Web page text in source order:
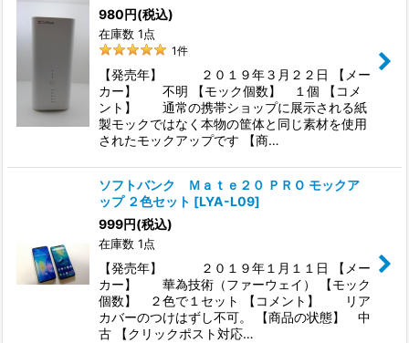
980円(税込)
在庫数 1点
1件
【発売年】 ２０１９年３月２２日 【メー
カー】 不明 【モック個数】 １個 【コメ
ント】 通常の携帯ショップに展示される紙
製モックではなく本物の筐体と同じ素材を使用
されたモックアップです 【商…
ソフトバンク Ｍａｔｅ２０ ＰＲＯ モックア
ップ ２色セット [LYA-L09]
999円(税込)
在庫数 1点
【発売年】 ２０１９年１月１１日 【メー
カー】 華為技術（ファーウェイ） 【モック
個数】 ２色で１セット 【コメント】 リア
カバーのつけはずし不可。 【商品の状態】 中
古 【クリックポスト対応…